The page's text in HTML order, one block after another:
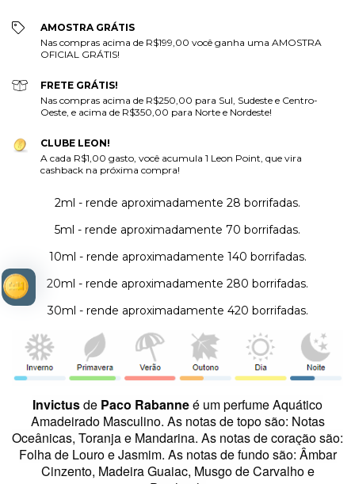
AMOSTRA GRÁTIS
Nas compras acima de R$199,00 você ganha uma AMOSTRA
OFICIAL GRÁTIS!
FRETE GRÁTIS!
Nas compras acima de R$250,00 para Sul, Sudeste e Centro-
Oeste, e acima de R$350,00 para Norte e Nordeste!
CLUBE LEON!
A cada R$1,00 gasto, você acumula 1 Leon Point, que vira
cashback na próxima compra!
2ml - rende aproximadamente 28 borrifadas.
5ml - rende aproximadamente 70 borrifadas.
10ml - rende aproximadamente 140 borrifadas.
20ml - rende aproximadamente 280 borrifadas.
30ml - rende aproximadamente 420 borrifadas.
Invictusde Paco Rabanneé um perfume Aquático
Amadeirado Masculino. As notas de topo são: Notas
Oceânicas, Toranja e Mandarina. As notas de coração são:
Folha de Louro e Jasmim. As notas de fundo são: Âmbar
Cinzento, Madeira Guaiac, Musgo de Carvalho e